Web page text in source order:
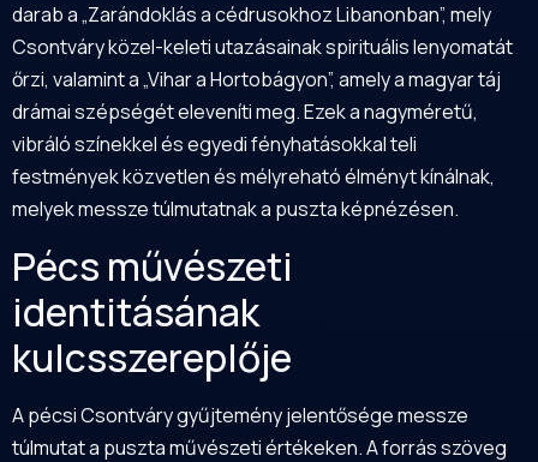
darab a „Zarándoklás a cédrusokhoz Libanonban”, mely
Csontváry közel-keleti utazásainak spirituális lenyomatát
őrzi, valamint a „Vihar a Hortobágyon”, amely a magyar táj
drámai szépségét eleveníti meg. Ezek a nagyméretű,
vibráló színekkel és egyedi fényhatásokkal teli
festmények közvetlen és mélyreható élményt kínálnak,
melyek messze túlmutatnak a puszta képnézésen.
Pécs művészeti
identitásának
kulcsszereplője
A pécsi Csontváry gyűjtemény jelentősége messze
túlmutat a puszta művészeti értékeken. A forrás szöveg